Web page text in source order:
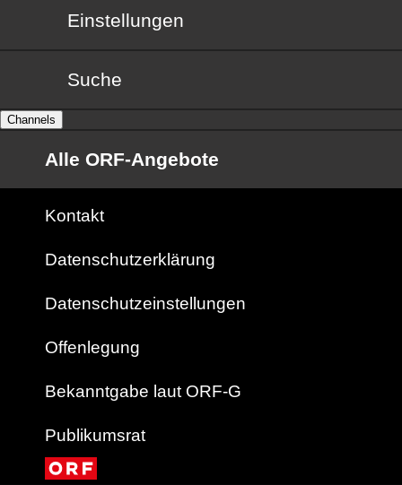
Einstellungen
Suche
Channels
Alle ORF-Angebote
Kontakt
Datenschutzerklärung
Datenschutzeinstellungen
Offenlegung
Bekanntgabe laut ORF-G
Publikumsrat